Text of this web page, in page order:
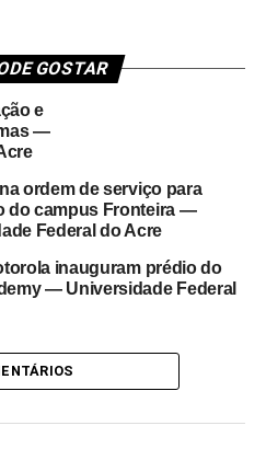
GOSTAR
e
—
ordem de serviço para
do campus Fronteira —
Federal do Acre
inauguram prédio do
— Universidade Federal